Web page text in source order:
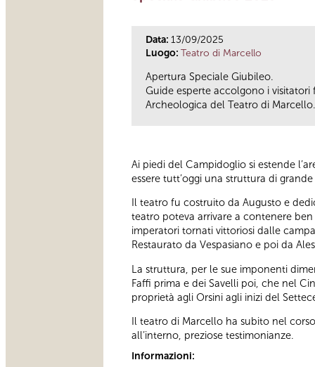
Data: 13/09/2025
Luogo: Teatro di Marcello
Apertura Speciale Giubileo.
Guide esperte accolgono i
Archeologica del Teatro di Marcello.
Ai piedi del Campidoglio si estende
essere tutt’oggi una struttura di
Il teatro fu costruito da Augusto e
teatro poteva arrivare a contenere
imperatori tornati vittoriosi dalle
Restaurato da Vespasiano e poi da
La struttura, per le sue imponenti
Faffi prima e dei Savelli poi, che nel
proprietà agli Orsini agli inizi del
Il teatro di Marcello ha subito nel
all’interno, preziose testimonianze.
Informazioni: